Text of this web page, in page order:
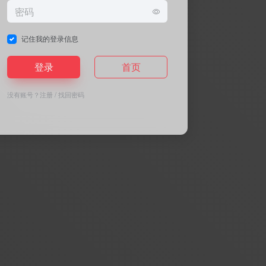
记住我的登录信息
登录 首页
没有账号？ 注册 /找回密码